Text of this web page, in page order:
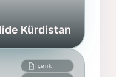
Kürdistan
İçerik